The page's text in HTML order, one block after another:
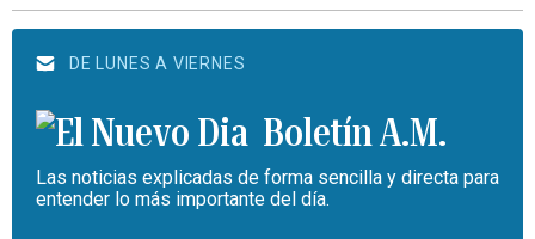
DE LUNES A VIERNES
Boletín A.M.
Las noticias explicadas de forma sencilla y directa para
entender lo más importante del día.